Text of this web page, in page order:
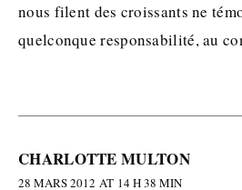
nous filent des croissants ne
quelconque responsabilité, au
CHARLOTTE MULTON
28 MARS 2012 AT 14 H 38 MIN